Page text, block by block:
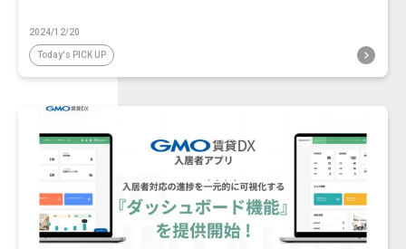
2024/12/20
Today's PICK UP